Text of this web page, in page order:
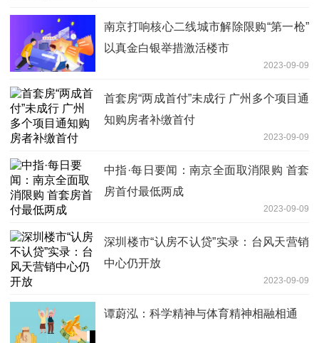
南京打响核心二线城市解除限购“第一枪”
以真金白银举措激活楼市
2023-09-09
首套房“两成首付”未成行 广州多个项目通
知购房者补缴首付
2023-09-09
中指·每日要闻：南京全面取消限购 首套
房首付最低两成
2023-09-09
深圳楼市“认房不认贷”实录：台风天营销
中心仍开放
2023-09-09
谭蔚泓：科学精神与体育精神相融相通